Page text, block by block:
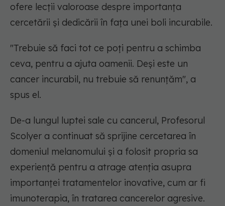
ofere lecții valoroase despre importanța
cercetării și dedicării în fața unei boli incurabile.
"Trebuie să faci tot ce poți pentru a schimba
ceva, pentru a ajuta oamenii. Deși este un
cancer incurabil, nu trebuie să renunțăm", a
spus el.
De-a lungul luptei sale cu cancerul, Profesorul
Scolyer a continuat să sprijine cercetarea în
domeniul melanomului și a folosit propria sa
experiență pentru a atrage atenția asupra
importanței tratamentelor inovative, cum ar fi
imunoterapia, în tratarea cancerelor agresive.